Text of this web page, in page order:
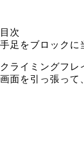
目次
手足をブロックに
クライミングフレ
画面を引っ張って